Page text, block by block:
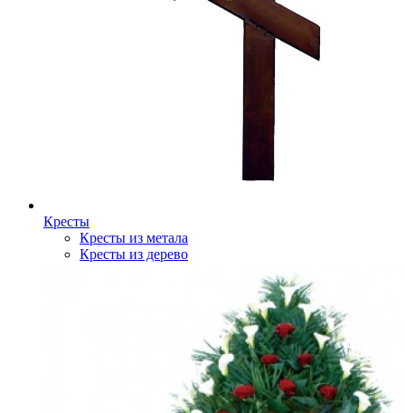
Кресты
Кресты из метала
Кресты из дерево